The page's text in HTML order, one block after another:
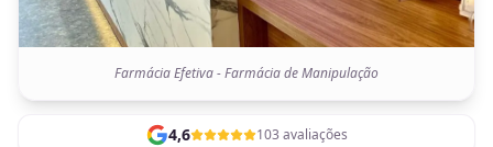
Farmácia Efetiva - Farmácia de Manipulação
4,6 103 avaliações